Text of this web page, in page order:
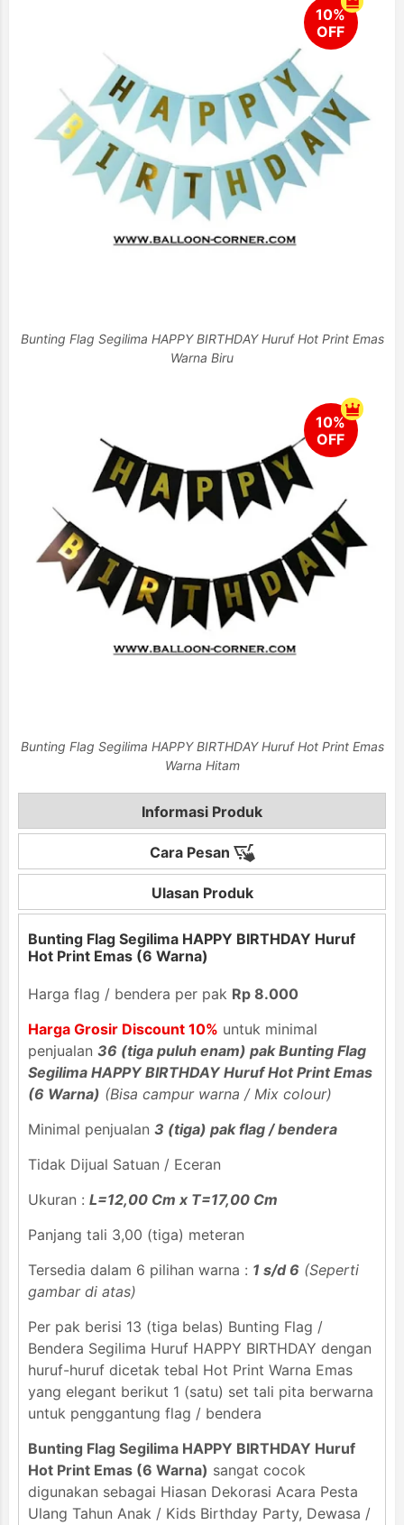
Bunting Flag Segilima HAPPY BIRTHDAY Huruf Hot Print Emas
Warna Biru
Bunting Flag Segilima HAPPY BIRTHDAY Huruf Hot Print Emas
Warna Hitam
Informasi Produk
Bunting Flag Segilima HAPPY BIRTHDAY Huruf
Hot Print Emas (6 Warna)
Harga flag / bendera per pak Rp 8.000
Harga Grosir Discount 10% untuk minimal
penjualan 36 (tiga puluh enam) pak Bunting Flag
Segilima HAPPY BIRTHDAY Huruf Hot Print Emas
(6 Warna) (Bisa campur warna / Mix colour)
Minimal penjualan 3 (tiga) pak flag / bendera
Tidak Dijual Satuan / Eceran
Ukuran : L=12,00 Cm x T=17,00 Cm
Panjang tali 3,00 (tiga) meteran
Tersedia dalam 6 pilihan warna : 1 s/d 6 (Seperti
gambar di atas)
Per pak berisi 13 (tiga belas) Bunting Flag /
Bendera Segilima Huruf HAPPY BIRTHDAY dengan
huruf-huruf dicetak tebal Hot Print Warna Emas
yang elegant berikut 1 (satu) set tali pita berwarna
untuk penggantung flag / bendera
Bunting Flag Segilima HAPPY BIRTHDAY Huruf
Hot Print Emas (6 Warna) sangat cocok
digunakan sebagai Hiasan Dekorasi Acara Pesta
Ulang Tahun Anak / Kids Birthday Party, Dewasa /
Cara Pesan
Ulasan Produk